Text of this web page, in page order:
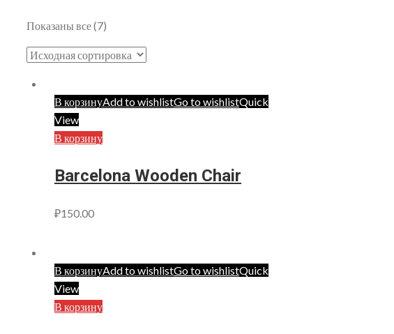
Показаны все (7)
В корзинуAdd to wishlistGo to wishlistQuick
View
В корзину
Barcelona Wooden Chair
₽150.00
В корзинуAdd to wishlistGo to wishlistQuick
View
В корзину